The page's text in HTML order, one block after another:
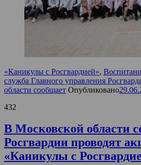
«Каникулы с Росгвардией»,
служба Главного управления
области сообщает Опубликовано
432
В Московской области
Росгвардии проводят
«Каникулы с